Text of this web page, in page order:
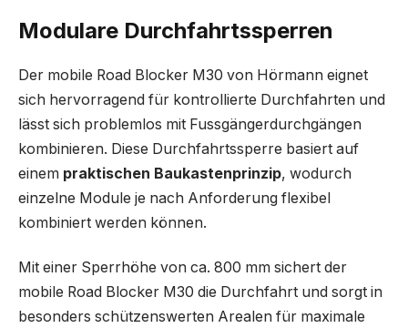
Modulare Durchfahrtssperren
Der mobile Road Blocker M30 von Hörmann eignet
sich hervorragend für kontrollierte Durchfahrten und
lässt sich problemlos mit Fussgängerdurchgängen
kombinieren. Diese Durchfahrtssperre basiert auf
einem praktischen Baukastenprinzip, wodurch
einzelne Module je nach Anforderung flexibel
kombiniert werden können.
Mit einer Sperrhöhe von ca. 800 mm sichert der
mobile Road Blocker M30 die Durchfahrt und sorgt in
besonders schützenswerten Arealen für maximale